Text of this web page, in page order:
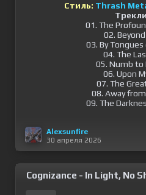
Стиль: Thrash
01. The
02.
03. By
04. The
05. Numb to
06. Upon
07. The
08. Away
09. The
Alexsunfire
30 апреля 2026
Cognizance - In Light, No